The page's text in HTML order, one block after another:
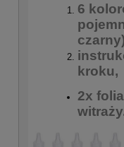
6
kroku,
2x